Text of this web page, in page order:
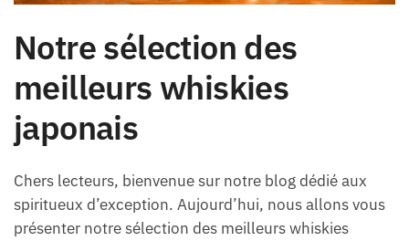
Notre sélection des
meilleurs whiskies
japonais
Chers lecteurs, bienvenue sur notre blog dédié aux
spiritueux d’exception. Aujourd’hui, nous allons vous
présenter notre sélection des meilleurs whiskies